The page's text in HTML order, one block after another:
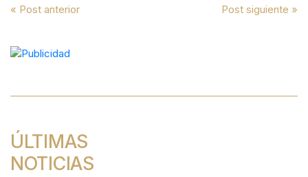
Navegación
de
entradas
« Post anterior Post siguiente »
ÚLTIMAS
NOTICIAS